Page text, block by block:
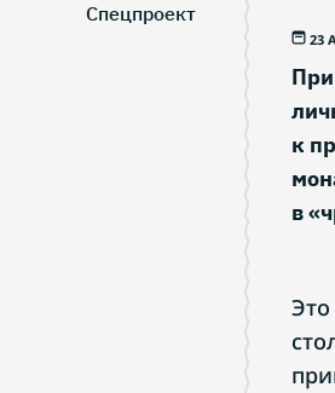
Спецпроект
23
к
в
Это